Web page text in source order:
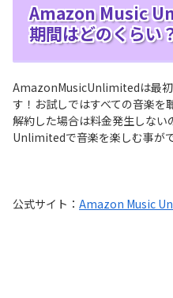
Amazon Music
期間はどのくらい
AmazonMusicUnlimitedは最初
す！お試しではすべての音楽を
解約した場合は料金発生しな
Unlimitedで音楽を楽しむ事が
公式サイト： Amazon Music